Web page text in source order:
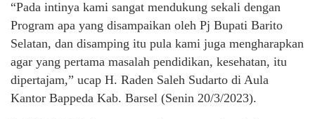
“Pada intinya kami sangat mendukung sekali dengan
Program apa yang disampaikan oleh Pj Bupati Barito
Selatan, dan disamping itu pula kami juga mengharapkan
agar yang pertama masalah pendidikan, kesehatan, itu
dipertajam,” ucap H. Raden Saleh Sudarto di Aula
Kantor Bappeda Kab. Barsel (Senin 20/3/2023).